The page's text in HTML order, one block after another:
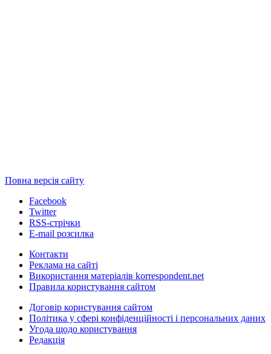
Повна версія сайту
Facebook
Twitter
RSS-стрічки
E-mail розсилка
Контакти
Реклама на сайті
Використання матеріалів korrespondent.net
Правила користування сайтом
Договір користування сайтом
Політика у сфері конфіденційності і персональних даних
Угода щодо користування
Редакція